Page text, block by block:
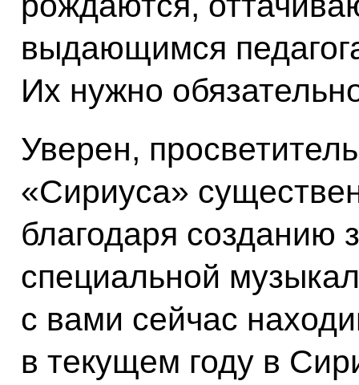
выдающимся
Их нужно
Уверен,
«Сириуса»
благодаря созданию
специальной
с вами сейчас
в текущем году в